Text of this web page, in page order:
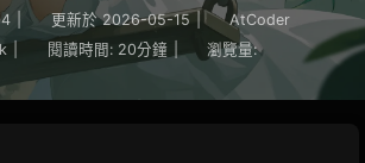
更新於 2026-05-15
AtCoder
閱讀時間: 20分鐘 瀏覽量: